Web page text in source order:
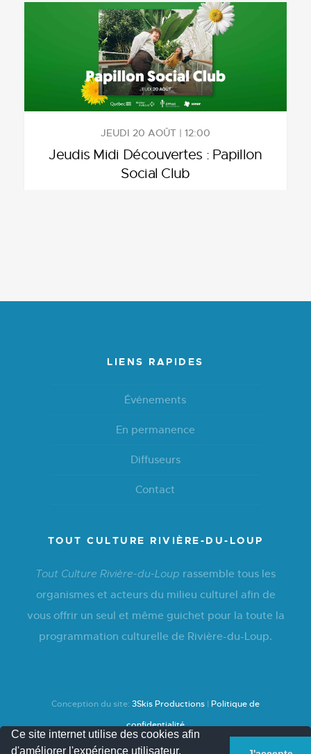
JEUDI 20 AOÛT | 12:00
Jeudis Midi Découvertes : Papillon
Social Club
LIENS RAPIDES
Événements
En permanence
Diffuseurs
Contact
TOUT CULTURE RIVIÈRE-DU-LOUP
Tout Culture Rivière-du-Loup rassemble tous les
organismes et acteurs du milieu culturel afin de
vous offrir un seul et même guichet pour la toute la
programmation culturelle de Rivière-du-Loup.
Conception du site: 3Skis Productions | Politique de
confidentialité
Ce site internet utilise des cookies afin
d'améliorer l'expérience utilisateur.